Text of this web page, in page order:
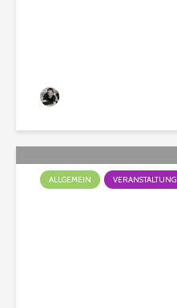
ALLGEMEIN VERANSTALTUNG